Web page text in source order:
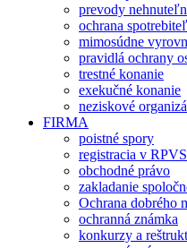
prevody
ochrana
mimosúdne
pravidlá ochrany
trestné konanie
exekučné konanie
neziskové
FIRMA
poistné spory
registracia v RPVS
obchodné právo
zakladanie
Ochrana dobrého
ochranná známka
konkurzy a